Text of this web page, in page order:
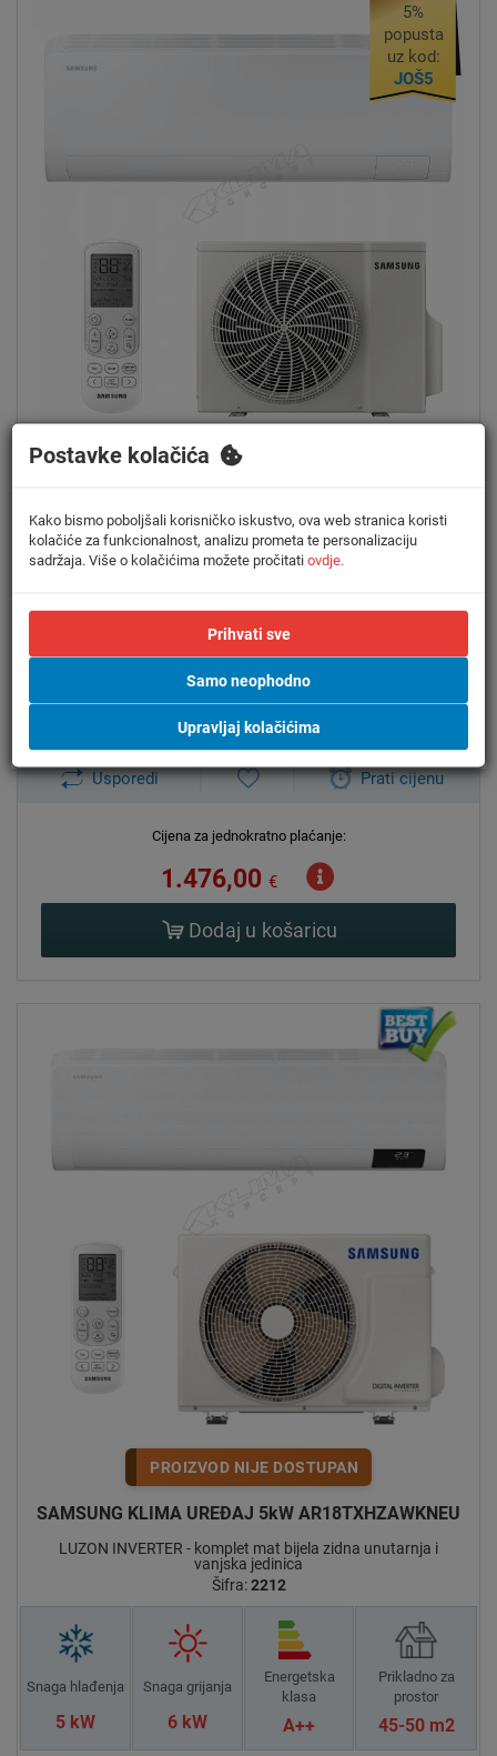
5%
popusta
uz kod:
JOŠ5
PROIZVOD JE DOSTUPAN
LUZON INVERTER - komplet mat bijela zidna unutarnja i
vanjska jedinica
994178
6,5 kW
Snaga grijanja
7,4 kW
klasa
Usporedi Prati cijenu
Cijena za jednokratno plaćanje:
1.476,00 €
Dodaj u košaricu
PROIZVOD NIJE DOSTUPAN
SAMSUNG KLIMA UREĐAJ 5kW AR18TXHZAWKNEU
LUZON INVERTER - komplet mat bijela zidna unutarnja i
vanjska jedinica
Šifra:2212
Snaga hlađenja
5 kW
Snaga grijanja
6 kW
Energetska
klasa
A++
Prikladno za
prostor
45-50 m2
Postavke kolačića
Kako bismo poboljšali korisničko iskustvo, ova web stranica koristi
kolačiće za funkcionalnost, analizu prometa te personalizaciju
sadržaja. Više o kolačićima možete pročitati ovdje.
Prihvati sve
Samo neophodno
Upravljaj kolačićima